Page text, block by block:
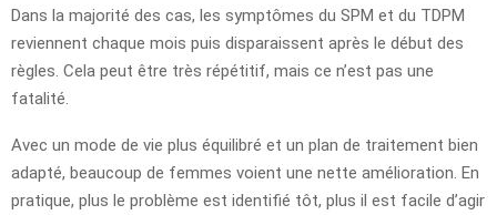
Dans la majorité des cas, les symptômes du SPM et du TDPM
reviennent chaque mois puis disparaissent après le début des
règles. Cela peut être très répétitif, mais ce n’est pas une
fatalité.
Avec un mode de vie plus équilibré et un plan de traitement bien
adapté, beaucoup de femmes voient une nette amélioration. En
pratique, plus le problème est identifié tôt, plus il est facile d’agir